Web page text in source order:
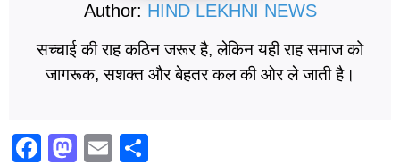
Author: HIND LEKHNI NEWS
सच्चाई की राह कठिन जरूर है, लेकिन यही राह समाज को
जागरूक, सशक्त और बेहतर कल की ओर ले जाती है।
F
M
E